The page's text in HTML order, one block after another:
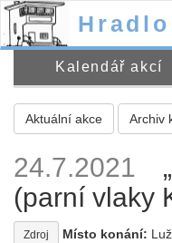
Hradlo
Kalendář akcí
Aktuální akce Archiv
24.7.2021
(parní vlaky
Zdroj Místo konání: